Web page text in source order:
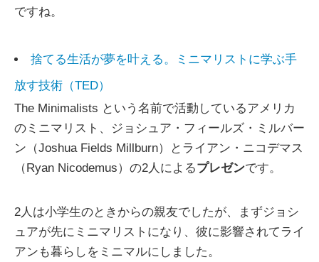
ですね。
捨てる生活が夢を叶える。ミニマリストに学ぶ手
放す技術（TED）
The Minimalists という名前で活動しているアメリカ
のミニマリスト、ジョシュア・フィールズ・ミルバー
ン（Joshua Fields Millburn）とライアン・ニコデマス
（Ryan Nicodemus）の2人によるプレゼンです。
2人は小学生のときからの親友でしたが、まずジョシ
ュアが先にミニマリストになり、彼に影響されてライ
アンも暮らしをミニマルにしました。